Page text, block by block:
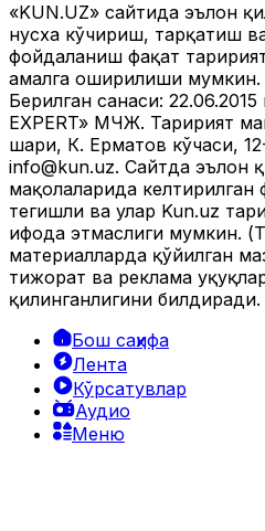
«KUN.UZ» сайтида эълон
нусха кўчириш, тарқатиш
фойдаланиш фақат
амалга оширилиши мумкин.
Берилган санаси:
EXPERT» МЧЖ. Таҳририят
шаҳри, К. Ерматов кўчаси,
info@kun.uz. Сайтда эълон
мақолаларида келтирилган
тегишли ва улар Kun.uz
ифода этмаслиги мумкин.
материалларда қўйилган
тижорат ва реклама
қилинганлигини билдиради.
Бош саҳифа
Лента
Кўрсатувлар
Аудио
Меню